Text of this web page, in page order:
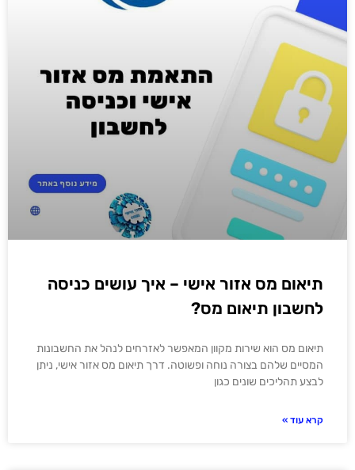
תיאום מס אזור אישי – איך עושים כניסה
לחשבון תיאום מס?
תיאום מס הוא שירות מקוון המאפשר לאזרחים לנהל את החשבונות
המסיים שלהם בצורה נוחה ופשוטה. דרך תיאום מס אזור אישי, ניתן
לבצע תהליכים שונים כגון
קרא עוד »